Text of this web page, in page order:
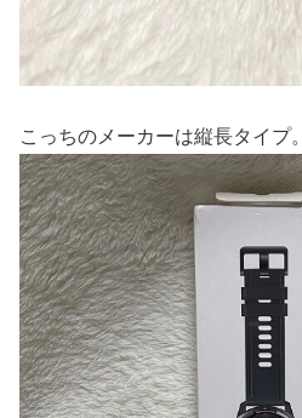
こっちのメーカーは縦長タイプ。